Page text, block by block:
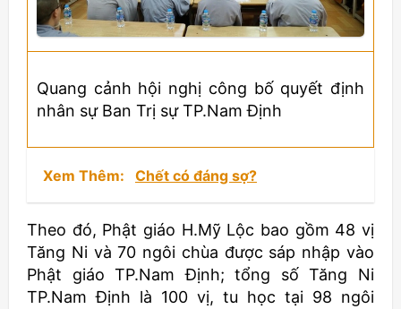
Quang cảnh hội nghị công bố quyết định
nhân sự Ban Trị sự TP.Nam Định
Xem Thêm: Chết có đáng sợ?
Theo đó, Phật giáo H.Mỹ Lộc bao gồm 48 vị
Tăng Ni và 70 ngôi chùa được sáp nhập vào
Phật giáo TP.Nam Định; tổng số Tăng Ni
TP.Nam Định là 100 vị, tu học tại 98 ngôi